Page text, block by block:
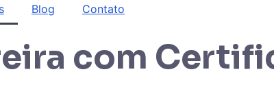
Blog Contato
com